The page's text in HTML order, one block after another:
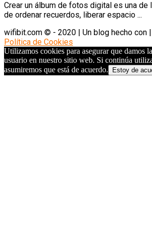
Crear un álbum de fotos digital es una de
de ordenar recuerdos, liberar espacio ...
wifibit.com © - 2020 | Un blog hecho con
Política de Cookies
Utilizamos cookies para asegurar que damos
usuario en nuestro sitio web. Si continúa
asumiremos que está de acuerdo.
Estoy de